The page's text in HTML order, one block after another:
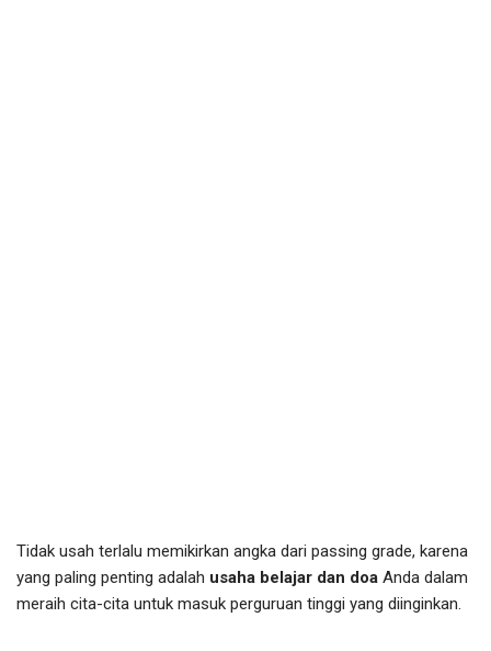
Tidak usah terlalu memikirkan angka dari passing grade, karena
yang paling penting adalah usaha belajar dan doa Anda dalam
meraih cita-cita untuk masuk perguruan tinggi yang diinginkan.